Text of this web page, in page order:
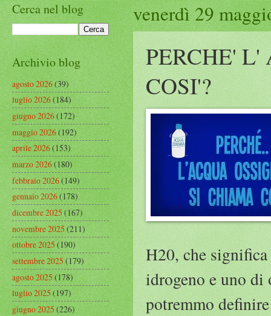
venerdì 29
PERCHE' L'
COSI'?
H20, che
idrogeno e uno di
potremmo
Cerca nel blog
Archivio blog
agosto 2026(39)
luglio 2026(184)
giugno 2026(172)
maggio 2026(192)
aprile 2026(153)
marzo 2026(180)
febbraio 2026(149)
gennaio 2026(178)
dicembre 2025(167)
novembre 2025(211)
ottobre 2025(190)
settembre 2025(179)
agosto 2025(178)
luglio 2025(197)
giugno 2025(226)